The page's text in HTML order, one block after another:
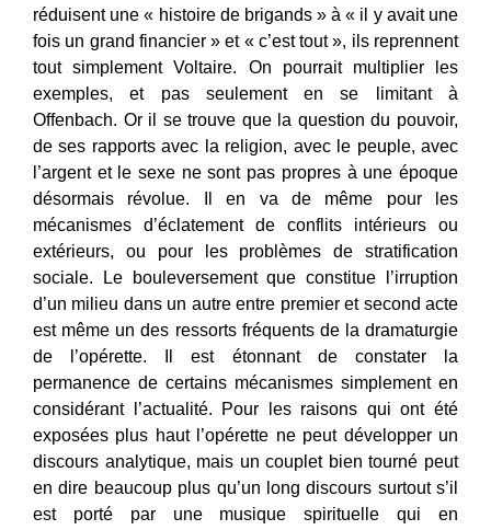
réduisent une « histoire de brigands » à « il y avait une
fois un grand financier » et « c’est tout », ils reprennent
tout simplement Voltaire. On pourrait multiplier les
exemples, et pas seulement en se limitant à
Offenbach. Or il se trouve que la question du pouvoir,
de ses rapports avec la religion, avec le peuple, avec
l’argent et le sexe ne sont pas propres à une époque
désormais révolue. Il en va de même pour les
mécanismes d’éclatement de conflits intérieurs ou
extérieurs, ou pour les problèmes de stratification
sociale. Le bouleversement que constitue l’irruption
d’un milieu dans un autre entre premier et second acte
est même un des ressorts fréquents de la dramaturgie
de l’opérette. Il est étonnant de constater la
permanence de certains mécanismes simplement en
considérant l’actualité. Pour les raisons qui ont été
exposées plus haut l’opérette ne peut développer un
discours analytique, mais un couplet bien tourné peut
en dire beaucoup plus qu’un long discours surtout s’il
est porté par une musique spirituelle qui en